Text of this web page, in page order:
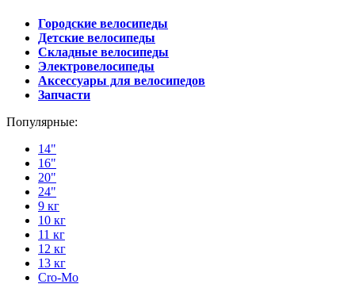
Городские велосипеды
Детские велосипеды
Складные велосипеды
Электровелосипеды
Аксессуары для велосипедов
Запчасти
Популярные:
14"
16"
20"
24"
9 кг
10 кг
11 кг
12 кг
13 кг
Cro-Mo